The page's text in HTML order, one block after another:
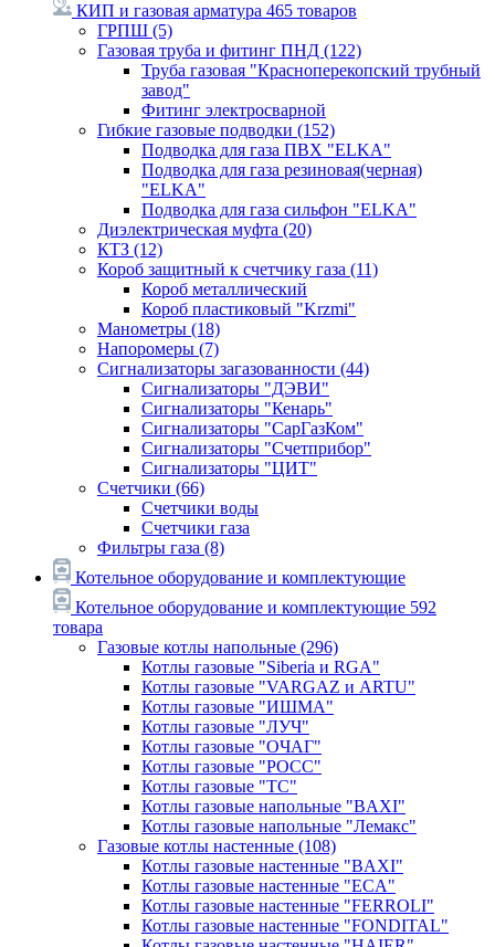
КИП и газовая арматура 465 товаров
ГРПШ (5)
Газовая труба и фитинг ПНД (122)
Труба газовая "Красноперекопский трубный
завод"
Фитинг электросварной
Гибкие газовые подводки (152)
Подводка для газа ПВХ "ELKA"
Подводка для газа резиновая(черная)
"ELKA"
Подводка для газа сильфон "ELKA"
Диэлектрическая муфта (20)
КТЗ (12)
Короб защитный к счетчику газа (11)
Короб металлический
Короб пластиковый "Krzmi"
Манометры (18)
Напоромеры (7)
Сигнализаторы загазованности (44)
Сигнализаторы "ДЭВИ"
Сигнализаторы "Кенарь"
Сигнализаторы "СарГазКом"
Сигнализаторы "Счетприбор"
Сигнализаторы "ЦИТ"
Счетчики (66)
Счетчики воды
Счетчики газа
Фильтры газа (8)
Котельное оборудование и комплектующие
Котельное оборудование и комплектующие 592
товара
Газовые котлы напольные (296)
Котлы газовые "Siberia и RGA"
Котлы газовые "VARGAZ и ARTU"
Котлы газовые "ИШМА"
Котлы газовые "ЛУЧ"
Котлы газовые "ОЧАГ"
Котлы газовые "РОСС"
Котлы газовые "ТС"
Котлы газовые напольные "BAXI"
Котлы газовые напольные "Лемакс"
Газовые котлы настенные (108)
Котлы газовые настенные "BAXI"
Котлы газовые настенные "ECA"
Котлы газовые настенные "FERROLI"
Котлы газовые настенные "FONDITAL"